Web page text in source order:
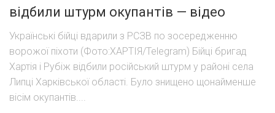
відбили штурм окупантів — відео
Українські бійці вдарили з РСЗВ по зосередженню
ворожої піхоти (Фото:ХАРТІЯ/Telegram) Бійці бригад
Хартія і Рубіж відбили російський штурм у районі села
Липці Харківської області. Було знищено щонайменше
вісім окупантів....